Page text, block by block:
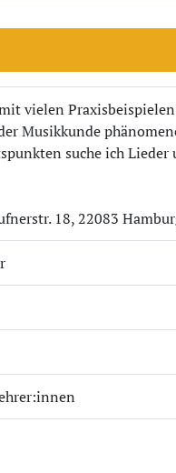
vielen
Musikkunde
suche ich
18, 22083